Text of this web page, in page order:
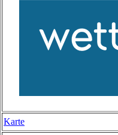
Karte